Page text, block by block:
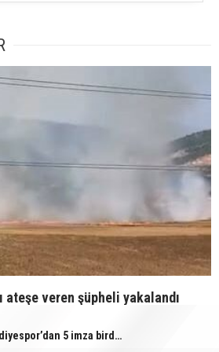
ateşe veren şüpheli yakalandı
Karacabey Belediyespor’dan 5 imza birden